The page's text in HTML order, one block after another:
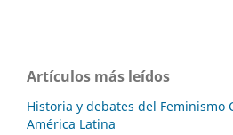
Artículos más leídos
Historia y debates del Feminismo
América Latina